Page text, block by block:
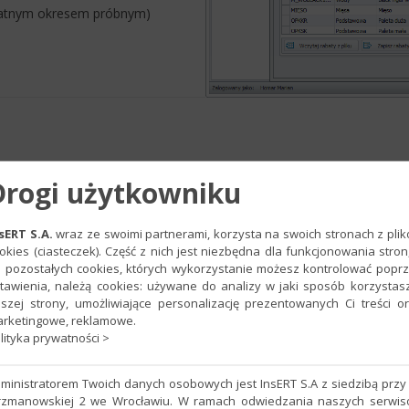
okresem próbnym)
W SUBIEKCIE GT
które będą uwzględniane podczas wystawiania
rabatów i promocji. Między innymi pozwala na przypisanie
cen i rabatów w zależności od magazynu, w którym
następujące możliwości:
użytkowniku
S.A. wraz ze swoimi partnerami, korzysta na swoich stronach z
(ciasteczek). Część z nich jest niezbędna dla funkcjonowania
pozostałych cookies, których wykorzystanie możesz kontrolować
należą cookies: używane do analizy w jaki sposób
strony, umożliwiające personalizację prezentowanych Ci treści
reklamowe.
prywatności >
Twoich danych osobowych jest InsERT S.A z siedzibą przy
2 we Wrocławiu. W ramach odwiedzania naszych